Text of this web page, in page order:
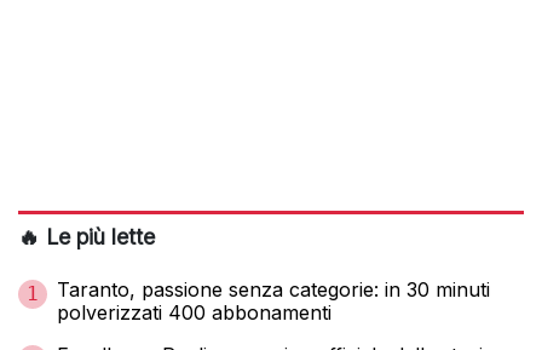
🔥 Le più lette
1
Taranto, passione senza categorie: in 30 minuti
polverizzati 400 abbonamenti